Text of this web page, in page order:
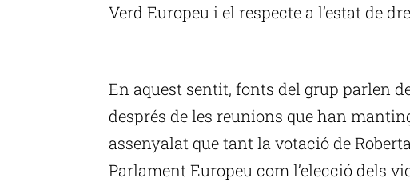
Verd Europeu i el respecte a l’estat de
En aquest sentit, fonts del grup parlen
després de les reunions que han
assenyalat que tant la votació de
Parlament Europeu com l’elecció dels